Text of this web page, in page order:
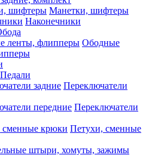
Манетки, шифтеры
Наконечники
Ободные
Педали
Переключатели
Переключатели
Петухи, сменные